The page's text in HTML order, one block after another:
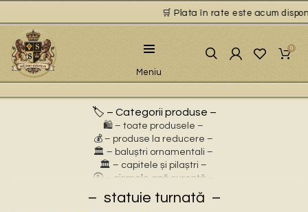
🛒 Plata în rate este acum
Meniu
0
🏷️ – Categorii produse –
🛍️ – toate produsele –
💰 – produse la reducere –
🏛 – baluștri ornamentali –
🏛 – capitele și pilaștri –
🚰 – cișmele apă curentă –
⛲ – fântâni arteziene –
🎀 – idei de cadouri –
statuie turnată